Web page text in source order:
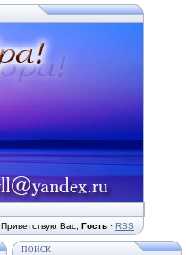
Приветствую Вас Гость · RSS
ПОИСК